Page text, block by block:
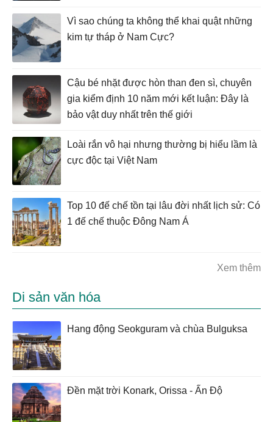
Vì sao chúng ta không thể khai quật những
kim tự tháp ở Nam Cực?
Cậu bé nhặt được hòn than đen sì, chuyên
gia kiểm định 10 năm mới kết luận: Đây là
bảo vật duy nhất trên thế giới
Loài rắn vô hại nhưng thường bị hiểu lầm là
cực độc tại Việt Nam
Top 10 đế chế tồn tại lâu đời nhất lịch sử: Có
1 đế chế thuộc Đông Nam Á
Xem thêm
Di sản văn hóa
Hang động Seokguram và chùa Bulguksa
Đền mặt trời Konark, Orissa - Ấn Độ